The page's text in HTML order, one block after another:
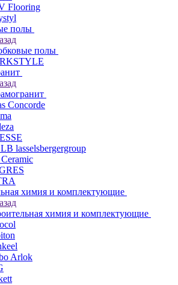
Flooring
полы
полы
Concorde
lasselsbergergroup
химия и комплектующие
химия и комплектующие
Arlok